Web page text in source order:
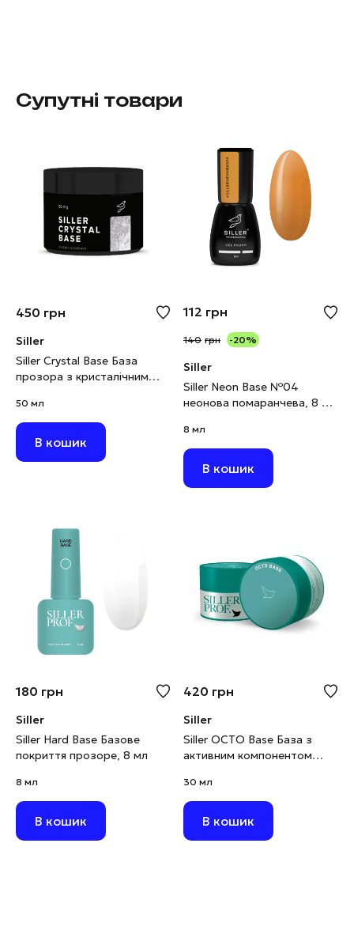
Супутні товари
450 грн
Siller
Siller Crystal Base База
прозора з кристалічним
50 мл
В кошик
112 грн
140 грн -20%
Siller
Siller Neon Base №04
неонова помаранчева, 8 мл
8 мл
В кошик
180 грн
Siller
Siller Hard Base Базове
покриття прозоре, 8 мл
8 мл
В кошик
420 грн
Siller
Siller OCTO Base База з
активним компонентом
30 мл
В кошик